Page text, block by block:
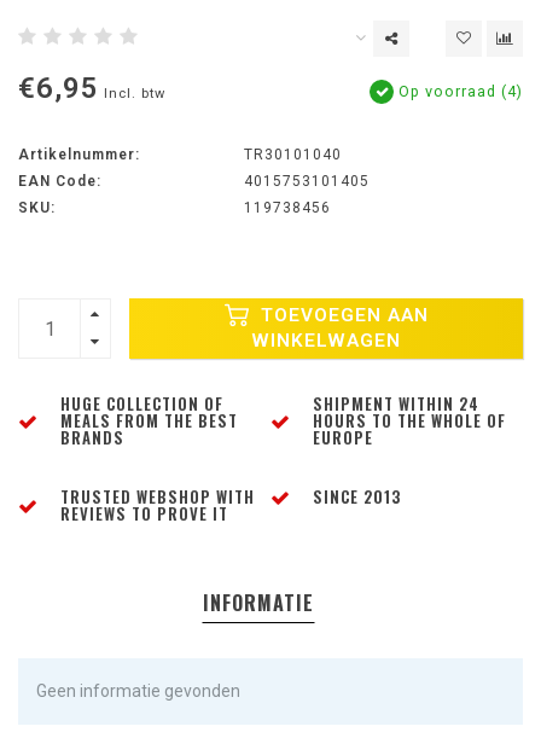
€6,95 Incl. btw Op voorraad (4)
Artikelnummer:
TR30101040
EAN Code:
4015753101405
SKU:
119738456
TOEVOEGEN AAN
WINKELWAGEN
HUGE COLLECTION OF
MEALS FROM THE BEST
BRANDS
SHIPMENT WITHIN 24
HOURS TO THE WHOLE OF
EUROPE
TRUSTED WEBSHOP WITH
REVIEWS TO PROVE IT
SINCE 2013
INFORMATIE
Geen informatie gevonden